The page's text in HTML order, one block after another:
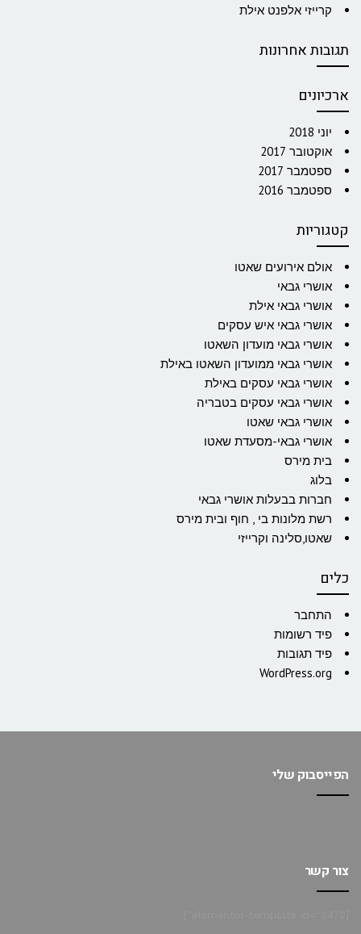
קרייזי אלפנט אילת
תגובות אחרונות
ארכיונים
יוני 2018
אוקטובר 2017
ספטמבר 2017
ספטמבר 2016
קטגוריות
אולם אירועים שאטו
אושרי גבאי
אושרי גבאי אילת
אושרי גבאי איש עסקים
אושרי גבאי מועדון השאטו
אושרי גבאי ממועדון השאטו באילת
אושרי גבאי עסקים באילת
אושרי גבאי עסקים בטבריה
אושרי גבאי שאטו
אושרי גבאי-מסעדת שאטו
בית מירס
בלוג
חברות בבעלות אושרי גבאי
רשת מלונות בי , חוף ובית מירס
שאטו,סלינה וקרייזי
כלים
התחבר
פיד רשומות
פיד תגובות
WordPress.org
הפייסבוק שלי
צור קשר